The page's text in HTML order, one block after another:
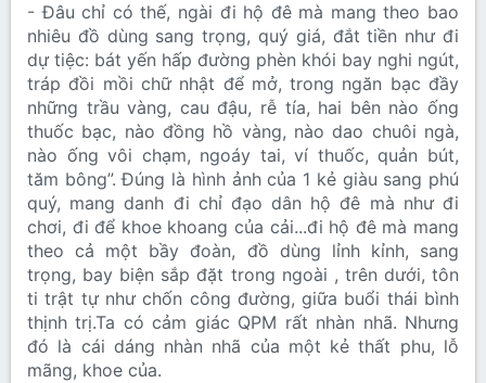
- Đâu chỉ có thế, ngài đi hộ đê mà mang theo bao
nhiêu đồ dùng sang trọng, quý giá, đắt tiền như đi
dự tiệc: bát yến hấp đường phèn khói bay nghi ngút,
tráp đồi mồi chữ nhật để mở, trong ngăn bạc đầy
những trầu vàng, cau đậu, rễ tía, hai bên nào ống
thuốc bạc, nào đồng hồ vàng, nào dao chuôi ngà,
nào ống vôi chạm, ngoáy tai, ví thuốc, quản bút,
tăm bông”. Đúng là hình ảnh của 1 kẻ giàu sang phú
quý, mang danh đi chỉ đạo dân hộ đê mà như đi
chơi, đi để khoe khoang của cải...đi hộ đê mà mang
theo cả một bầy đoàn, đồ dùng lỉnh kỉnh, sang
trọng, bay biện sắp đặt trong ngoài , trên dưới, tôn
ti trật tự như chốn công đường, giữa buổi thái bình
thịnh trị.Ta có cảm giác QPM rất nhàn nhã. Nhưng
đó là cái dáng nhàn nhã của một kẻ thất phu, lỗ
mãng, khoe của.